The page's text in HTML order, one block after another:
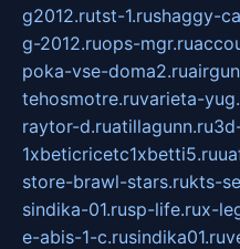
g2012.rutst-1.rushaggy-
g-2012.ruops-mgr.ru
poka-vse-doma2.ru
tehosmotre.ruvarieta-
raytor-d.ruatillagunn.ru
1xbeticricetc1xbetti5.ru
store-brawl-stars.rukts-
sindika-01.rusp-life.rux-
e-abis-1-c.rusindika01.ru